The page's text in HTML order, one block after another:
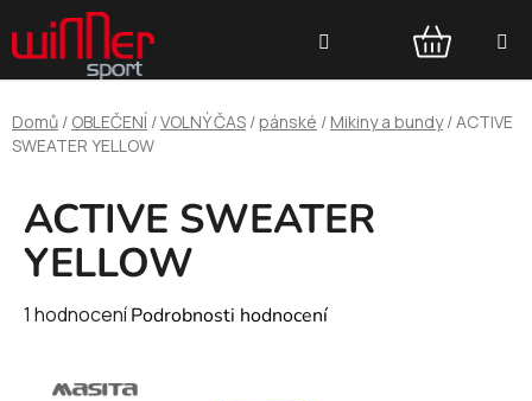
na
obsah
NÁKUPNÍ
KOŠÍK
Domů / OBLEČENÍ /VOLNÝ ČAS /pánské / Mikiny a bundy /ACTIVE
SWEATER YELLOW
ACTIVE SWEATER
YELLOW
Průměrné
produktu
1 hodnoceníPodrobnosti hodnocení